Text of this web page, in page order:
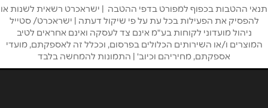
אימייל*
נושא*
חיפה
קניון עזריאלי חיפה פלימן משה 4
04-6497364
תנאי ההטבות בכפוף למפורט בדפי ההטבה | ישראכרט רשאית לשנות או
להפסיק את הפעילות בכל עת על פי שיקול דעתה | ישראכרט/ סטייל
ניהול מועדוני לקוחות בע"מ אינם צד לעסקה ואינם אחראים לטיב
המוצרים ו/או השירותים הכלולים בפרסום, וככלל זה לאספקתם, מועדי
אספקתם, מחיריהם וכיוב' | התמונות להמחשה בלבד